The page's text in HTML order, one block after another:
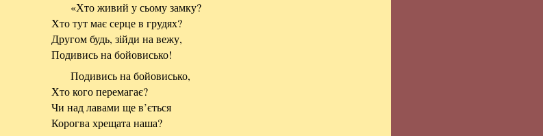
«Хто живий у сьому замку?
Хто тут має серце в грудях?
Другом будь, зійди на вежу,
Подивись на бойовисько!
Подивись на бойовисько,
Хто кого перемагає?
Чи над лавами ще в’ється
Корогва хрещата наша?